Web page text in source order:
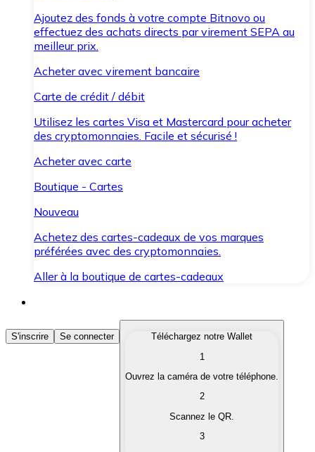
Ajoutez des fonds à votre compte Bitnovo ou
effectuez des achats directs par virement SEPA au
meilleur prix.
Acheter avec virement bancaire
Carte de crédit / débit
Utilisez les cartes Visa et Mastercard pour acheter
des cryptomonnaies. Facile et sécurisé !
Acheter avec carte
Boutique - Cartes
Nouveau
Achetez des cartes-cadeaux de vos marques
préférées avec des cryptomonnaies.
Aller à la boutique de cartes-cadeaux
Acheter des Cryptomonnaies
Achetez les cryptomonnaies qui vous intéressent
Convertissez vos cryptomonnaies en monnaie
S'inscrire Se connecter
Téléchargez notre Wallet
1
Ouvrez la caméra de votre téléphone.
2
Scannez le QR.
3